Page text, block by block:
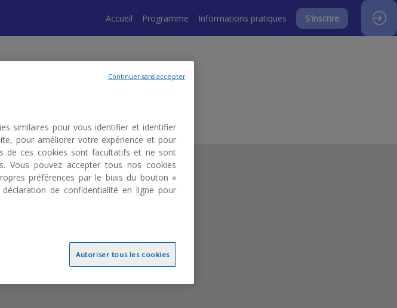
Accueil Programme Informations pratiques S'inscrire
similaires pour vous identifier et identifier
pour améliorer votre expérience et pour
de ces cookies sont facultatifs et ne sont
Vous pouvez accepter tous nos cookies
préférences par le biais du bouton «
de confidentialité en ligne pour
Autoriser tous les cookies
Continuer sans accepter